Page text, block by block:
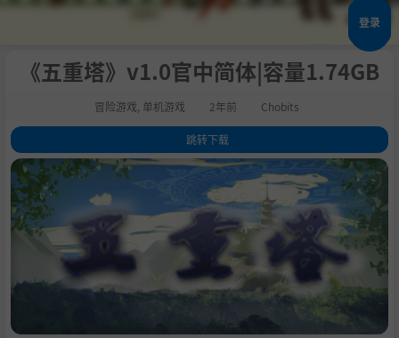
登录
《五重塔》v1.0官中简体|容量1.74GB
冒险游戏 单机游戏 2年前 Chobits
跳转下载
1.关于这款游戏
2 .系统需求
3.支持作者
4.学习